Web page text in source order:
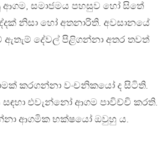
සමාජමය පහසුව හෝ සිතේ
නිසා හෝ අතනාරිති. අවසානයේ
දේවල් පිළිගන්නා අතර තවත්
කරගන්නා වංචනිකයෝ ද සිටිති.
සඳහා එවැන්නෝ ආගම පාවිච්චි කරති.
ආගමික භක්ෂයෝ ඔවුහු ය.